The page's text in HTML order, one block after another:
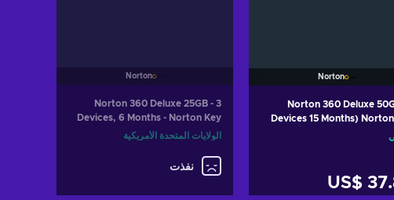
Norton
Norton 360 Deluxe
Devices 15 Months)
US$
Norton
Norton 360 Deluxe 25GB - 3
Devices, 6 Months - Norton Key
UNITED STATES
الولايات المتحدة الأمريكية
نفذت